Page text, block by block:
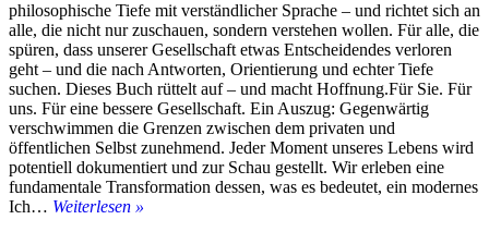
philosophische Tiefe mit verständlicher Sprache – und richtet sich an
alle, die nicht nur zuschauen, sondern verstehen wollen. Für alle, die
spüren, dass unserer Gesellschaft etwas Entscheidendes verloren
geht – und die nach Antworten, Orientierung und echter Tiefe
suchen. Dieses Buch rüttelt auf – und macht Hoffnung.Für Sie. Für
uns. Für eine bessere Gesellschaft. Ein Auszug: Gegenwärtig
verschwimmen die Grenzen zwischen dem privaten und
öffentlichen Selbst zunehmend. Jeder Moment unseres Lebens wird
potentiell dokumentiert und zur Schau gestellt. Wir erleben eine
fundamentale Transformation dessen, was es bedeutet, ein modernes
Ich… Weiterlesen »